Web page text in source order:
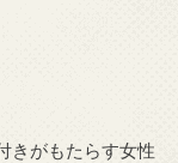
きがもたらす女性